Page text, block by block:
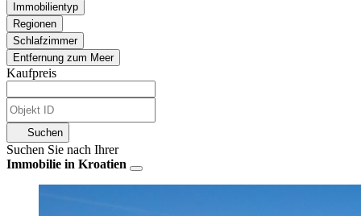
Immobilientyp
Regionen
Schlafzimmer
Entfernung zum Meer
Kaufpreis
Suchen
Suchen Sie nach Ihrer
Immobilie in Kroatien